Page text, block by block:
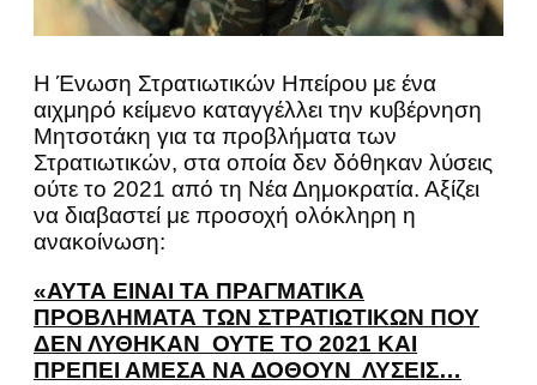
Η Ένωση Στρατιωτικών Ηπείρου με ένα
αιχμηρό κείμενο καταγγέλλει την κυβέρνηση
Μητσοτάκη για τα προβλήματα των
Στρατιωτικών, στα οποία δεν δόθηκαν λύσεις
ούτε το 2021 από τη Νέα Δημοκρατία. Αξίζει
να διαβαστεί με προσοχή ολόκληρη η
ανακοίνωση:
«ΑΥΤΑ ΕΙΝΑΙ ΤΑ ΠΡΑΓΜΑΤΙΚΑ
ΠΡΟΒΛΗΜΑΤΑ ΤΩΝ ΣΤΡΑΤΙΩΤΙΚΩΝ ΠΟΥ
ΔΕΝ ΛΥΘΗΚΑΝ ΟΥΤΕ ΤΟ 2021 ΚΑΙ
ΠΡΕΠΕΙ ΑΜΕΣΑ ΝΑ ΔΟΘΟΥΝ ΛΥΣΕΙΣ…